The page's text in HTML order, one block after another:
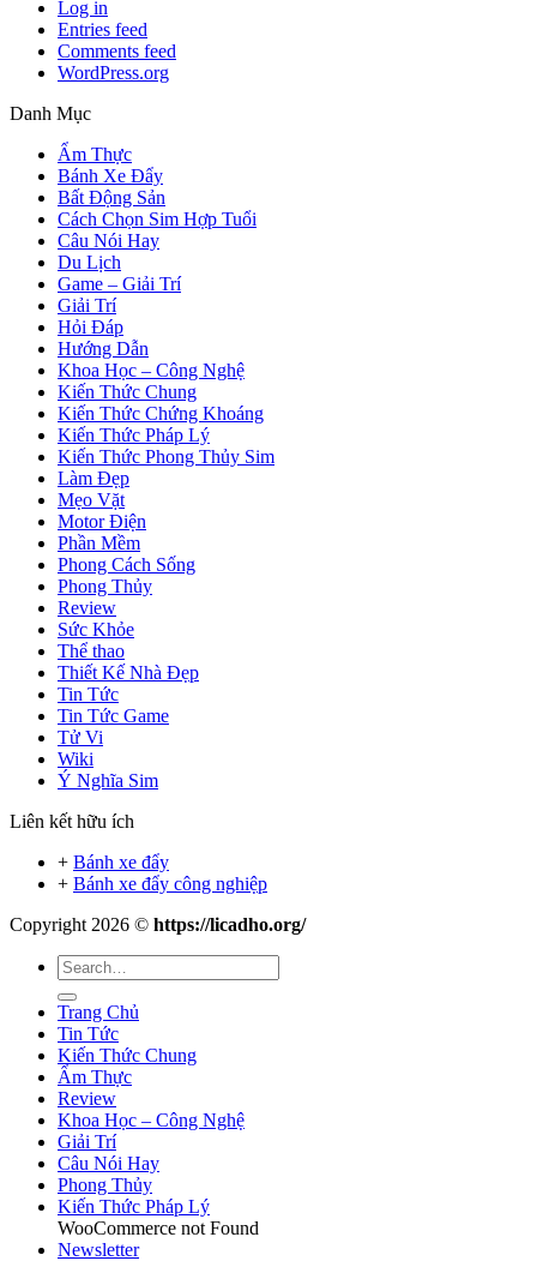
Log in
Entries feed
Comments feed
WordPress.org
Danh Mục
Ẩm Thực
Bánh Xe Đẩy
Bất Động Sản
Cách Chọn Sim Hợp Tuổi
Câu Nói Hay
Du Lịch
Game – Giải Trí
Giải Trí
Hỏi Đáp
Hướng Dẫn
Khoa Học – Công Nghệ
Kiến Thức Chung
Kiến Thức Chứng Khoáng
Kiến Thức Pháp Lý
Kiến Thức Phong Thủy Sim
Làm Đẹp
Mẹo Vặt
Motor Điện
Phần Mềm
Phong Cách Sống
Phong Thủy
Review
Sức Khỏe
Thể thao
Thiết Kế Nhà Đẹp
Tin Tức
Tin Tức Game
Tử Vi
Wiki
Ý Nghĩa Sim
Liên kết hữu ích
+ Bánh xe đẩy
+ Bánh xe đẩy công nghiệp
Copyright 2026 © https://licadho.org/
Trang Chủ
Tin Tức
Kiến Thức Chung
Ẩm Thực
Review
Khoa Học – Công Nghệ
Giải Trí
Câu Nói Hay
Phong Thủy
Kiến Thức Pháp Lý
WooCommerce not Found
Newsletter